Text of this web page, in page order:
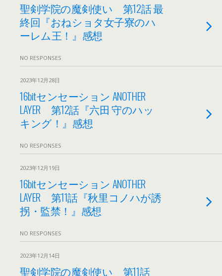
聖剣学院の魔剣使い 第12話 最
終回『おねショタ女子寮のハ
ーレム王！』感想
NO RESPONSES
2023年12月28日
16bitセンセーション ANOTHER
LAYER 第12話『六田 守のハッ
キング！』感想
NO RESPONSES
2023年12月19日
16bitセンセーション ANOTHER
LAYER 第11話『秋里コノハが誘
拐・監禁！』感想
NO RESPONSES
2023年12月14日
聖剣学院の魔剣使い 第11話